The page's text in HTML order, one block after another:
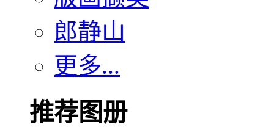
郎静山
更多...
推荐图册